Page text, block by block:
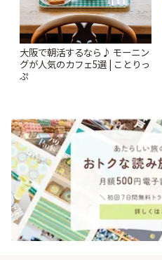
大阪で朝活するなら♪ モーニン
グが人気のカフェ5選 | ことりっ
ぷ